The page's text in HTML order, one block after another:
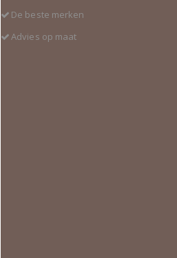
De beste merken
Advies op maat